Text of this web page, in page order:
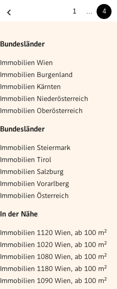
1 … 4
Bundesländer
Immobilien Wien
Immobilien Burgenland
Immobilien Kärnten
Immobilien Niederösterreich
Immobilien Oberösterreich
Bundesländer
Immobilien Steiermark
Immobilien Tirol
Immobilien Salzburg
Immobilien Vorarlberg
Immobilien Österreich
In der Nähe
Immobilien 1120 Wien, ab 100 m²
Immobilien 1020 Wien, ab 100 m²
Immobilien 1080 Wien, ab 100 m²
Immobilien 1180 Wien, ab 100 m²
Immobilien 1090 Wien, ab 100 m²